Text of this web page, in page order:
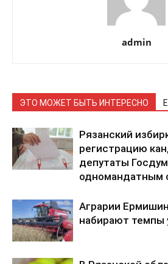
admin
ЭТО МОЖЕТ БЫТЬ ИНТЕРЕСНО
Рязанский
регистрацию
депутаты
одномандатным
Аграрии
набирают темпы